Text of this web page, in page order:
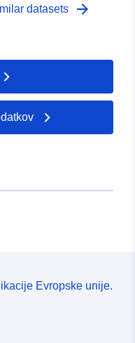
datasets arrow_forward
Evropske unije.